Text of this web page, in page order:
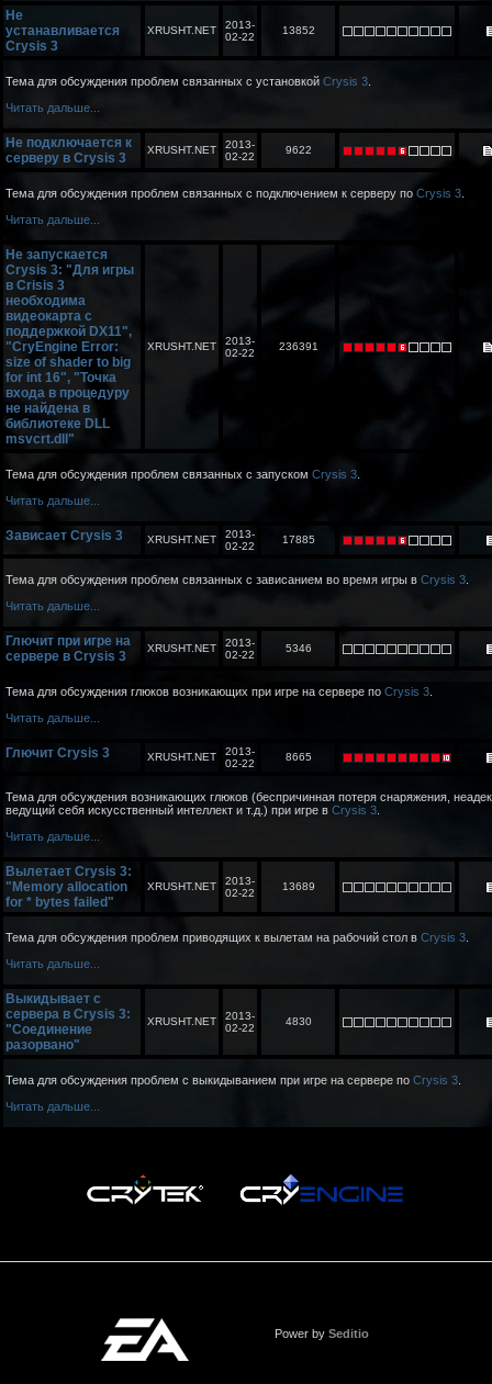
Не
устанавливается
Crysis 3
XRUSHT.NET
2013-
02-22
13852
Тема для обсуждения проблем связанных с установкой Crysis 3
Читать дальше...
Не подключается к
серверу в Crysis 3
XRUSHT.NET
2013-
02-22
9622
Тема для обсуждения проблем связанных с подключением к серверу по Crysis 3
Читать дальше...
Не запускается
Crysis 3: "Для игры
в Crisis 3
необходима
видеокарта с
поддержкой DX11",
"CryEngine Error:
size of shader to big
for int 16", "Точка
входа в процедуру
не найдена в
библиотеке DLL
msvcrt.dll"
XRUSHT.NET
2013-
02-22
236391
Тема для обсуждения проблем связанных с запуском Crysis 3
Читать дальше...
Зависает Crysis 3 XRUSHT.NET
2013-
02-22
17885
Тема для обсуждения проблем связанных с зависанием во время игры в Crysis 3
Читать дальше...
Глючит при игре на
сервере в Crysis 3
XRUSHT.NET
2013-
02-22
5346
Тема для обсуждения глюков возникающих при игре на сервере по Crysis 3
Читать дальше...
Глючит Crysis 3 XRUSHT.NET
2013-
02-22
8665
Тема для обсуждения возникающих глюков (беспричинная потеря снаряжения,
ведущий себя искусственный интеллект и т.д.) при игре в Crysis 3
Читать дальше...
Вылетает Crysis 3:
"Memory allocation
for * bytes failed"
XRUSHT.NET
2013-
02-22
13689
Тема для обсуждения проблем приводящих к вылетам на рабочий стол в Crysis 3
Читать дальше...
Выкидывает с
сервера в Crysis 3:
"Соединение
разорвано"
XRUSHT.NET
2013-
02-22
4830
Тема для обсуждения проблем с выкидыванием при игре на сервере по Crysis 3
Читать дальше...
Power by Seditio